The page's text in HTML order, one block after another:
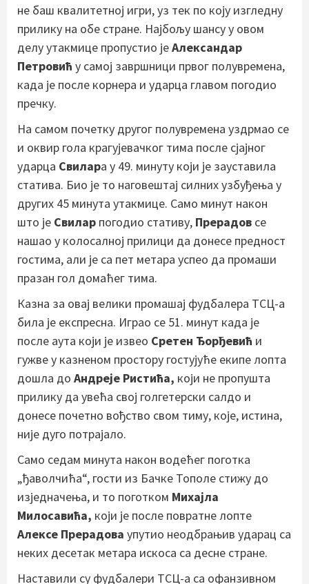
не баш квалитетној игри, уз тек по коју изгледну
прилику на обе стране. Најбољу шансу у овом
делу утакмице пропустио јеАлександар
Петровић у самој завршници првог полувремена,
када је после корнера и ударца главом погодио
пречку.
На самом почетку другог полувремена уздрмао се
и оквир гола крагујевачког тима после сјајног
ударца Свилара у 49. минуту који је зауставила
статива. Био је то наговештај силних узбуђења у
других 45 минута утакмице. Само минут након
што је Свилар погодио стативу, Прерадов се
нашао у колосалној прилици да донесе предност
гостима, али је са пет метара успео да промаши
празан гол домаћег тима.
Казна за овај велики промашај фудбалера ТСЦ-а
била је експресна. Играо се 51. минут када је
после аута који је извео Сретен Ђорђевић и
гужве у казненом простору гостујуће екипе лопта
дошла до Андреје Ристића, који не пропушта
прилику да увећа свој голгетерски салдо и
донесе почетно вођство свом тиму, које, истина,
није дуго потрајало.
Само седам минута након водећег поготка
„ђаволчића“, гости из Бачке Тополе стижу до
изједначења, и то поготком Михајла
Милосавића, који је после повратне лопте
Алексе Прерадова упутио неодбрањив ударац са
неких десетак метара искоса са десне стране.
Наставили су фудбалери ТСЦ-а са офанзивном